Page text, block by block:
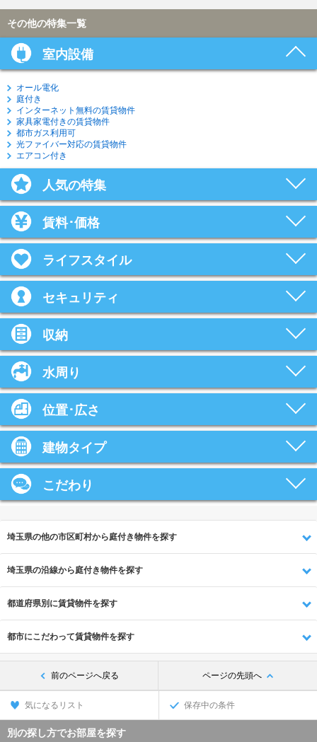
その他の特集一覧
室内設備
オール電化
庭付き
インターネット無料の賃貸物件
家具家電付きの賃貸物件
都市ガス利用可
光ファイバー対応の賃貸物件
エアコン付き
人気の特集
賃料･価格
ライフスタイル
セキュリティ
収納
水周り
位置･広さ
建物タイプ
こだわり
埼玉県の他の市区町村から庭付き物件を探す
埼玉県の沿線から庭付き物件を探す
都道府県別に賃貸物件を探す
都市にこだわって賃貸物件を探す
前のページへ戻る ページの先頭へ
気になるリスト 保存中の条件
別の探し方でお部屋を探す